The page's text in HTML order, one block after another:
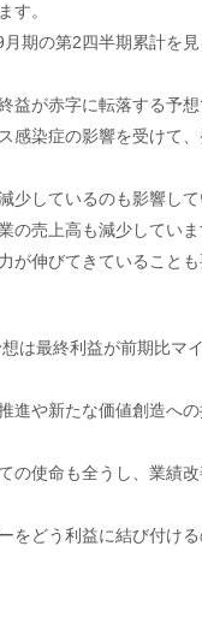
す。
期の第2四半期累計を
益が赤字に転落する予想
感染症の影響を受けて
少しているのも影響して
の売上高も減少していま
が伸びてきていること
は最終利益が前期比マ
進や新たな価値創造へ
の使命も全うし、業績
をどう利益に結び付け